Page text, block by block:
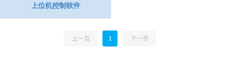
上位机控制软件
上一页 1 下一页